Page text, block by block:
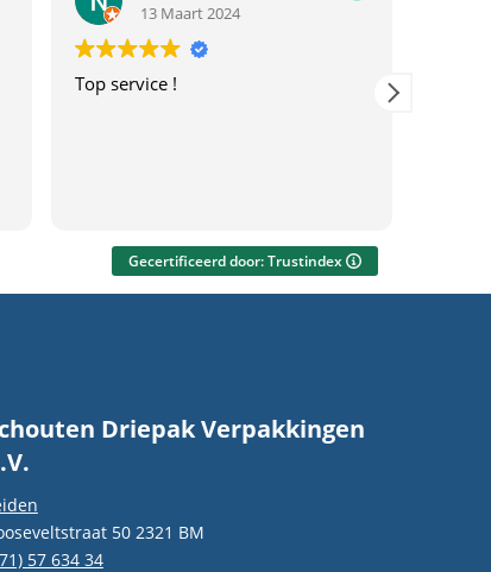
13 Maart 2024
Top service !
Gecertificeerd door: Trustindex
Driepak Verpakkingen
50 2321 BM
57 634 34